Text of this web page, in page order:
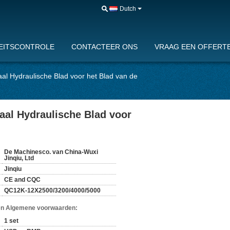
Dutch
CONTACTEER ONS VRAAG EEN
Hydraulische Blad voor het Blad van de
Hydraulische Blad voor
De Machinesco. van China-Wuxi
Jinqiu, Ltd
Jinqiu
CE and CQC
QC12K-12X2500/3200/4000/5000
Algemene voorwaarden:
1 set